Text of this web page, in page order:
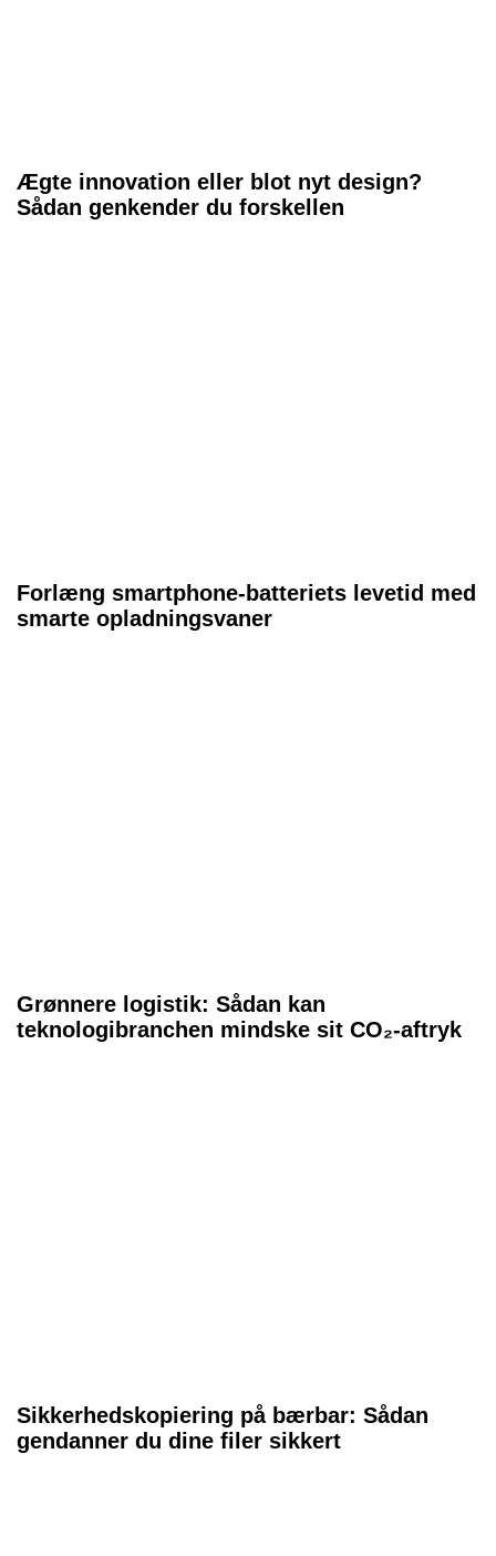
Ægte innovation eller blot nyt design?
Sådan genkender du forskellen
Forlæng smartphone-batteriets levetid med
smarte opladningsvaner
Grønnere logistik: Sådan kan
teknologibranchen mindske sit CO₂-aftryk
Sikkerhedskopiering på bærbar: Sådan
gendanner du dine filer sikkert